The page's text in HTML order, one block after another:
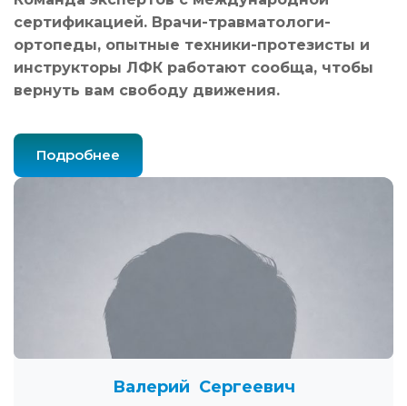
сертификацией. Врачи-травматологи-
ортопеды, опытные техники-протезисты и
инструкторы ЛФК работают сообща, чтобы
вернуть вам свободу движения.
Подробнее
Валерий Сергеевич